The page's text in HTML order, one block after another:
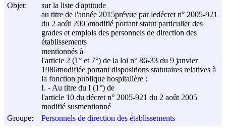
Objet:
sur la liste d'aptitude
au titre de l'année 2015prévue par ledécret n° 2005-921
du 2 août 2005modifié portant statut particulier des
grades et emplois des personnels de direction des
établissements
mentionnés à
l'article 2 (1° et 7°) de la loi n° 86-33 du 9 janvier
1986modifiée portant dispositions statutaires relatives à
la fonction publique hospitalière :
I. - Au titre du I (1°) de
l'article 10 du décret n° 2005-921 du 2 août 2005
modifié susmentionné
Groupe:
Personnels de direction des établissements